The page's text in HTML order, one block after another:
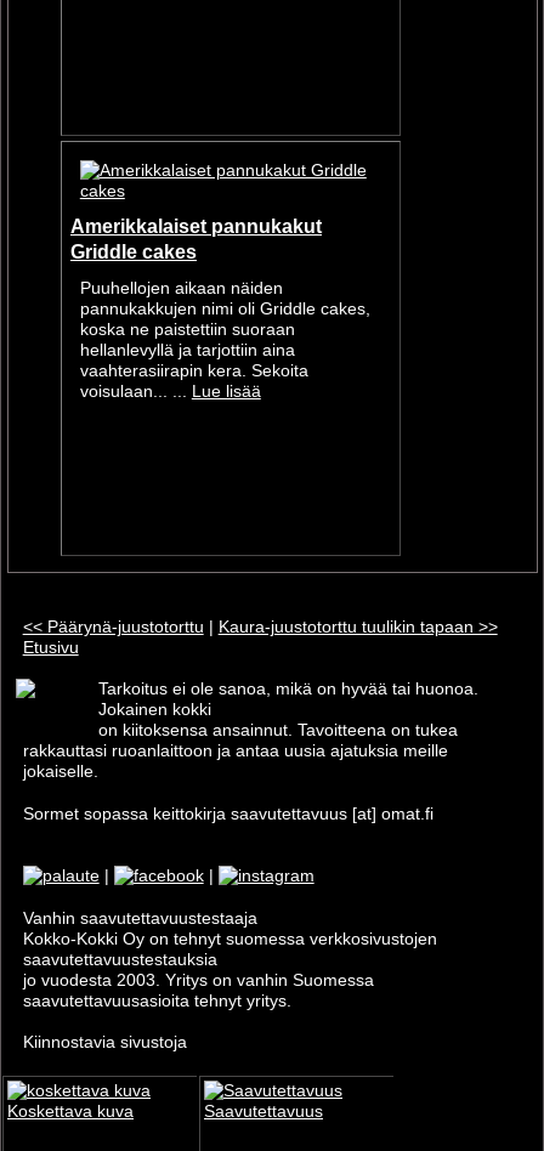
Amerikkalaiset pannukakut
Griddle cakes
Puuhellojen aikaan näiden
pannukakkujen nimi oli Griddle cakes,
koska ne paistettiin suoraan
hellanlevyllä ja tarjottiin aina
vaahterasiirapin kera. Sekoita
voisulaan... ... Lue lisää
<< Päärynä-juustotorttu | Kaura-juustotorttu tuulikin tapaan >>
Etusivu
Tarkoitus ei ole sanoa, mikä on hyvää tai huonoa.
Jokainen kokki
on kiitoksensa ansainnut. Tavoitteena on tukea
rakkauttasi ruoanlaittoon ja antaa uusia ajatuksia meille
jokaiselle.
Sormet sopassa keittokirja saavutettavuus [at] omat.fi
| |
Vanhin saavutettavuus­testaaja
Kokko-Kokki Oy on tehnyt suomessa verkkosivustojen
saavutettavuus­testauksia
jo vuodesta 2003. Yritys on vanhin Suomessa
saavutettavuusasioita tehnyt yritys.
Kiinnostavia sivustoja
Koskettava kuva Saavutettavuus